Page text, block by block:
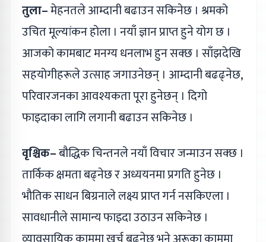
तुला–मेहनतले आम्दानी बढाउन सकिनेछ । श्रमको
उचित मूल्यांकन होला । नयाँ ज्ञान प्राप्त हुने योग छ ।
आजको कामबाट मनग्य धनलाभ हुन सक्छ । साँझदेखि
सहयोगीहरूले उत्साह जगाउनेछन् । आम्दानी बढढ्नेछ,
परिवारजनका आवश्यकता पूरा हुनेछन् । दिगो
फाइदाका लागि लगानी बढाउन सकिनेछ ।
वृश्चिक–बौद्धिक चिन्तनले नयाँ विचार जन्माउन सक्छ ।
तार्किक क्षमता बढ्नेछ र अध्ययनमा प्रगति हुनेछ ।
भौतिक साधन बिग्रनाले लक्ष्य प्राप्त गर्न नसकिएला ।
सावधानीले सामान्य फाइदा उठाउन सकिनेछ ।